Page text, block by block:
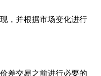
，并根据市场变化进行
差交易之前进行必要的